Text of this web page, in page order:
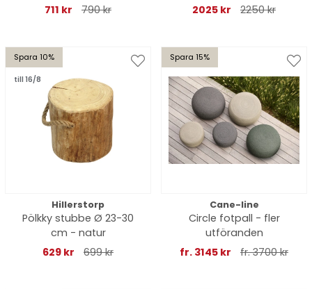
711 kr
790 kr 2025 kr 2250 kr
Spara 10%
till 16/8
Hillerstorp
Pölkky stubbe Ø 23-30
cm - natur
629 kr
699 kr
Spara 15%
Cane-line
Circle fotpall - fler
utföranden
fr. 3145 kr
fr. 3700 kr